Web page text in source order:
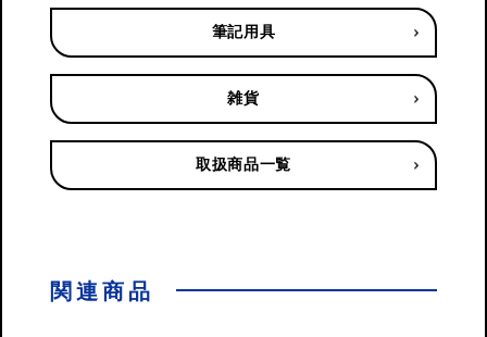
筆記用具
雑貨
取扱商品一覧
関連商品